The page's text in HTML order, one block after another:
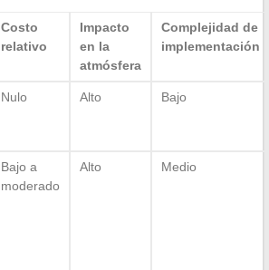
Costo
relativo
Impacto
en la
atmósfera
Complejidad de
implementación
Nulo Alto Bajo
Bajo a
moderado
Alto Medio